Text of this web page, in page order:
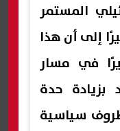
المستمر
إلى أن هذا
في مسار
بزيادة حدة
سياسية